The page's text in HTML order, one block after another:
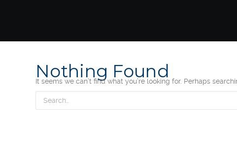
Nothing Found
It seems we can’t find what you’re looking for. Perhaps